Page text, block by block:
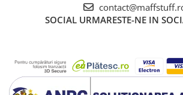
SOCIAL URMARESTE-NE IN